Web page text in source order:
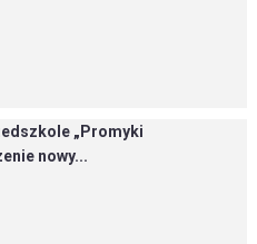
„Promyki
nowy...